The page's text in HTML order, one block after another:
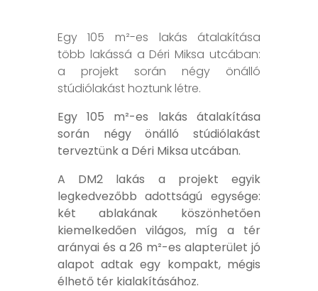
Egy 105 m²-es lakás átalakítása
több lakássá a Déri Miksa utcában:
a projekt során négy önálló
stúdiólakást hoztunk létre.
Egy 105 m²-es lakás átalakítása
során négy önálló stúdiólakást
terveztünk a Déri Miksa utcában.
A DM2 lakás a projekt egyik
legkedvezőbb adottságú egysége:
két ablakának köszönhetően
kiemelkedően világos, míg a tér
arányai és a 26 m²-es alapterület jó
alapot adtak egy kompakt, mégis
élhető tér kialakításához.